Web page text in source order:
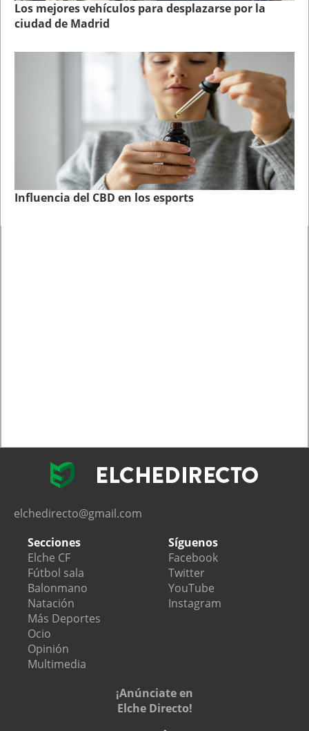
Los mejores vehículos para desplazarse por la
ciudad de Madrid
Influencia del CBD en los esports
elchedirecto@gmail.com
Secciones
Elche CF
Fútbol sala
Balonmano
Natación
Más Deportes
Ocio
Opinión
Multimedia
Síguenos
Facebook
Twitter
YouTube
Instagram
¡Anúnciate en
Elche Directo!